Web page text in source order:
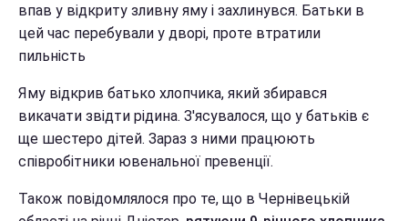
впав у відкриту зливну яму і захлинувся. Батьки в
цей час перебували у дворі, проте втратили
пильність
Яму відкрив батько хлопчика, який збирався
викачати звідти рідина. З'ясувалося, що у батьків є
ще шестеро дітей. Зараз з ними працюють
співробітники ювенальної превенції.
Також повідомлялося про те, що в Чернівецькій